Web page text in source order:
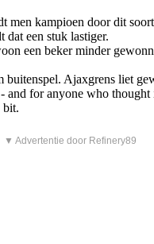
men kampioen door dit
een stuk lastiger.
een beker minder
buitenspel. Ajaxgrens liet
and for anyone who
bit.
▼ Advertentie door Refinery89